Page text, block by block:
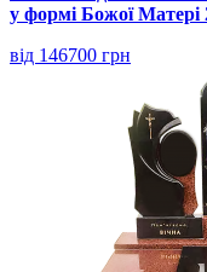
у формі Божої Матері
від 146700 грн